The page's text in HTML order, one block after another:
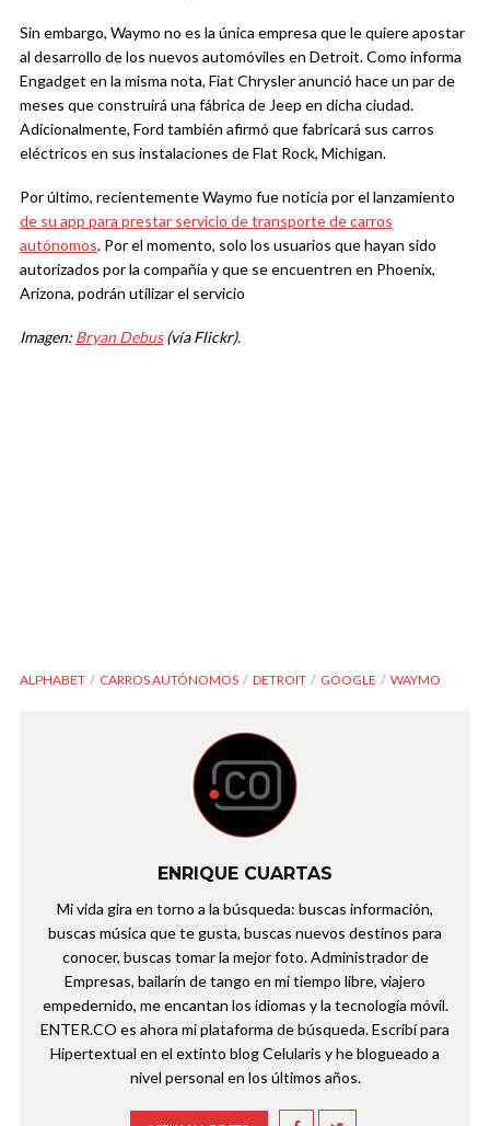
Sin embargo, Waymo no es la única empresa que le quiere apostar
al desarrollo de los nuevos automóviles en Detroit. Como informa
Engadget en la misma nota, Fiat Chrysler anunció hace un par de
meses que construirá una fábrica de Jeep en dicha ciudad.
Adicionalmente, Ford también afirmó que fabricará sus carros
eléctricos en sus instalaciones de Flat Rock, Michigan.
Por último, recientemente Waymo fue noticia por el lanzamiento
de su app para prestar servicio de transporte de carros
autónomos. Por el momento, solo los usuarios que hayan sido
autorizados por la compañía y que se encuentren en Phoenix,
Arizona, podrán utilizar el servicio
Imagen: Bryan Debus(vía Flickr).
ALPHABET CARROS AUTÓNOMOS DETROIT GOOGLE WAYMO
ENRIQUE CUARTAS
Mi vida gira en torno a la búsqueda: buscas información,
buscas música que te gusta, buscas nuevos destinos para
conocer, buscas tomar la mejor foto. Administrador de
Empresas, bailarín de tango en mi tiempo libre, viajero
empedernido, me encantan los idiomas y la tecnología móvil.
ENTER.CO es ahora mi plataforma de búsqueda. Escribí para
Hipertextual en el extinto blog Celularis y he blogueado a
nivel personal en los últimos años.